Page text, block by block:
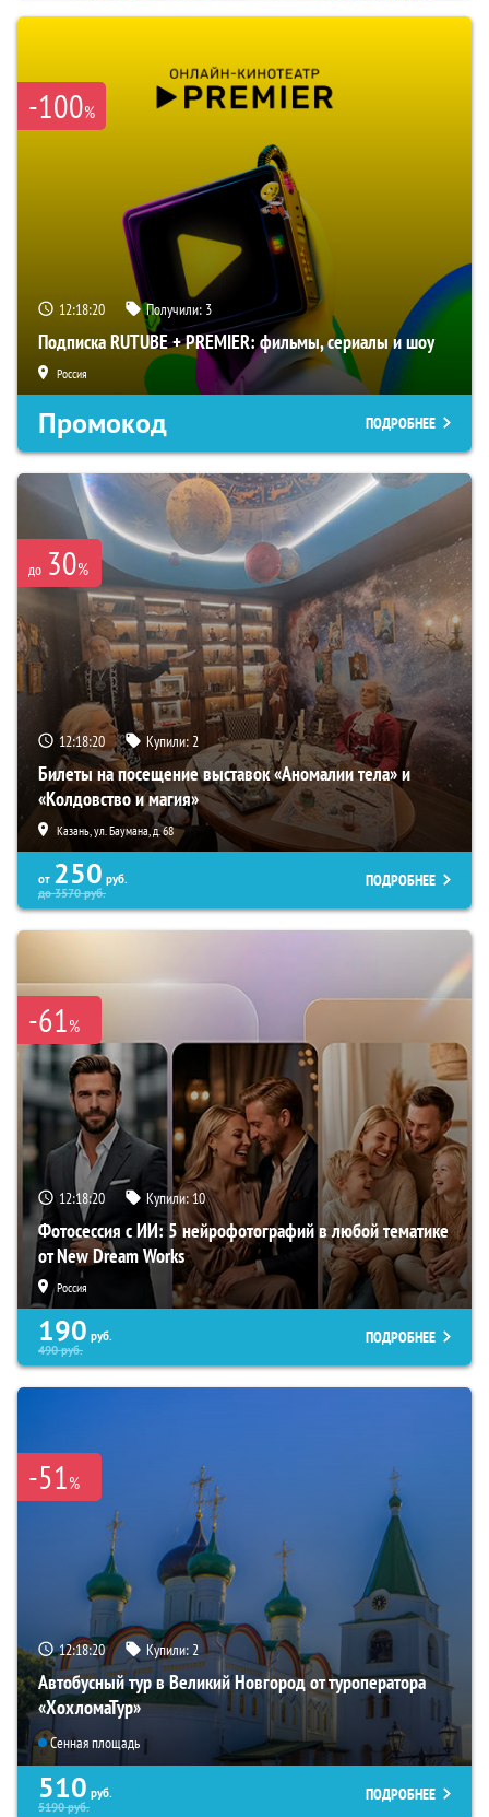
-100%
12:18:18 Получили: 3
Подписка RUTUBE + PREMIER: фильмы, сериалы и шоу
Россия
Промокод ПОДРОБНЕЕ
до 30%
12:18:18 Купили: 2
Билеты на посещение выставок «Аномалии тела» и
«Колдовство и магия»
Казань, ул. Баумана, д. 68
от 250 руб.
до3570руб.
ПОДРОБНЕЕ
-61%
12:18:18 Купили:10
Фотосессия с ИИ: 5 нейрофотографий в любой тематике
от New Dream Works
Россия
190 руб.
490руб.
ПОДРОБНЕЕ
-51%
12:18:18 Купили:2
Автобусный тур в Великий Новгород от туроператора
«ХохломаТур»
Сенная площадь
510 руб.
5190руб.
ПОДРОБНЕЕ